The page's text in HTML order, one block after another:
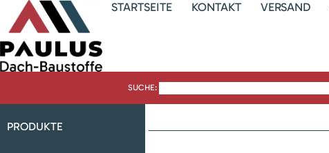
STARTSEITE KONTAKT VERSAND
SUCHE:
PRODUKTE